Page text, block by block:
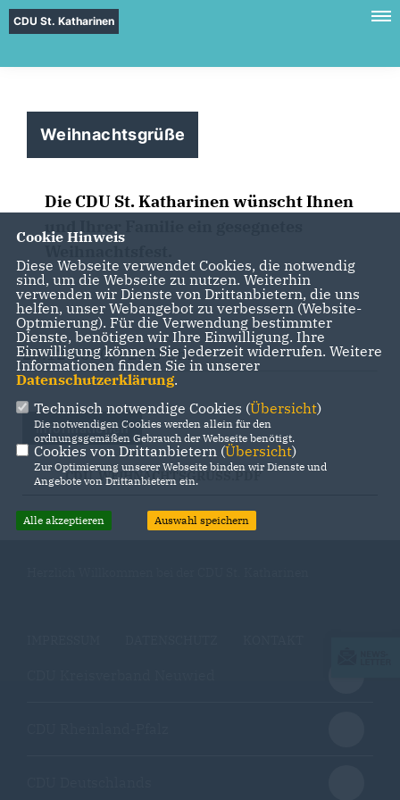
CDU St. Katharinen
Weihnachtsgrüße
Die CDU St. Katharinen wünscht Ihnen
und Ihrer Familie ein gesegnetes
23.12.2020, 12:00 Uhr
Informationen
CDU_WEIHNACHTSGRUSS.PDF
Cookie Hinweis
Diese Webseite verwendet Cookies, die notwendig
sind, um die Webseite zu nutzen. Weiterhin
verwenden wir Dienste von Drittanbietern, die uns
helfen, unser Webangebot zu verbessern (Website-
Optmierung). Für die Verwendung bestimmter
Dienste, benötigen wir Ihre Einwilligung. Ihre
Einwilligung können Sie jederzeit widerrufen. Weitere
Informationen finden Sie in unserer
Datenschutzerklärung.
Technisch notwendige Cookies (Übersicht)
Die notwendigen Cookies werden allein für den
ordnungsgemäßen Gebrauch der Webseite benötigt.
Cookies von Drittanbietern (Übersicht)
Zur Optimierung unserer Webseite binden wir Dienste und
Angebote von Drittanbietern ein.
Alle akzeptieren Auswahl speichern